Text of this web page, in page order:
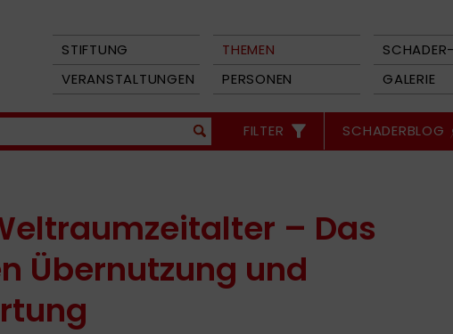
STIFTUNG THEMEN
VERANSTALTUNGEN
PERSONEN GALERIE
FILTER SCHADERBLOG
– Das
Übernutzung und